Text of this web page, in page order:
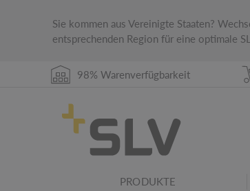
Sie kommen aus Vereinigte Staaten?
entsprechenden Region für eine optimale
98% Warenverfügbarkeit
PRODUKTE